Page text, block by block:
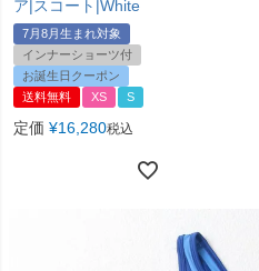
ア|スコート|White
7月8月生まれ対象
インナーショーツ付
お誕生日クーポン
送料無料
XS S
定価 ¥16,280税込